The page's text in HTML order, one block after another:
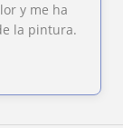
y me ha
la pintura.